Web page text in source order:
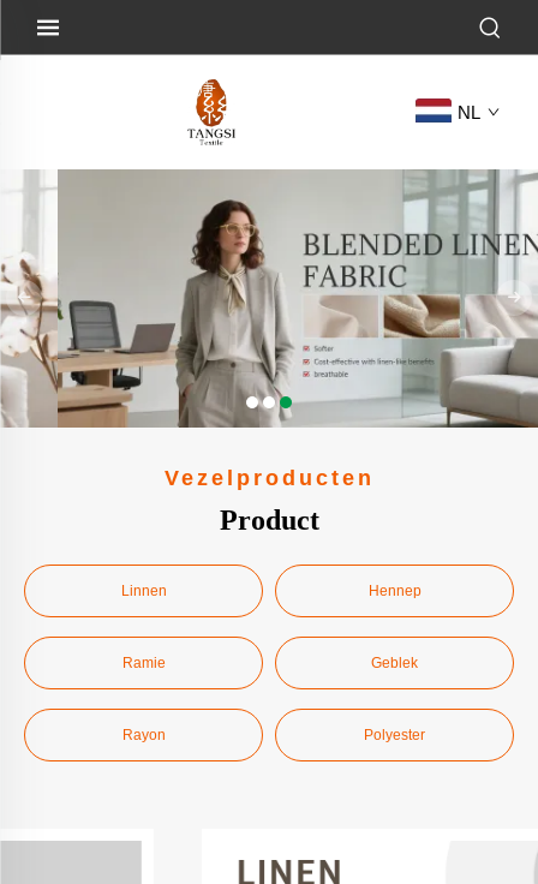
NL
Vezelproducten
Product
Linnen Hennep
Ramie Geblek
Rayon Polyester